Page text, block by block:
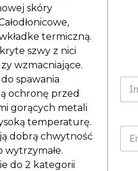
skóry
termiczną.
szwy z nici
wzmacniające.
spawania
ochronę przed
gorących metali
temperaturę.
dobrą chwytność
wytrzymałe.
do 2 kategorii
l
ś
W
I
i
N
z
E
a